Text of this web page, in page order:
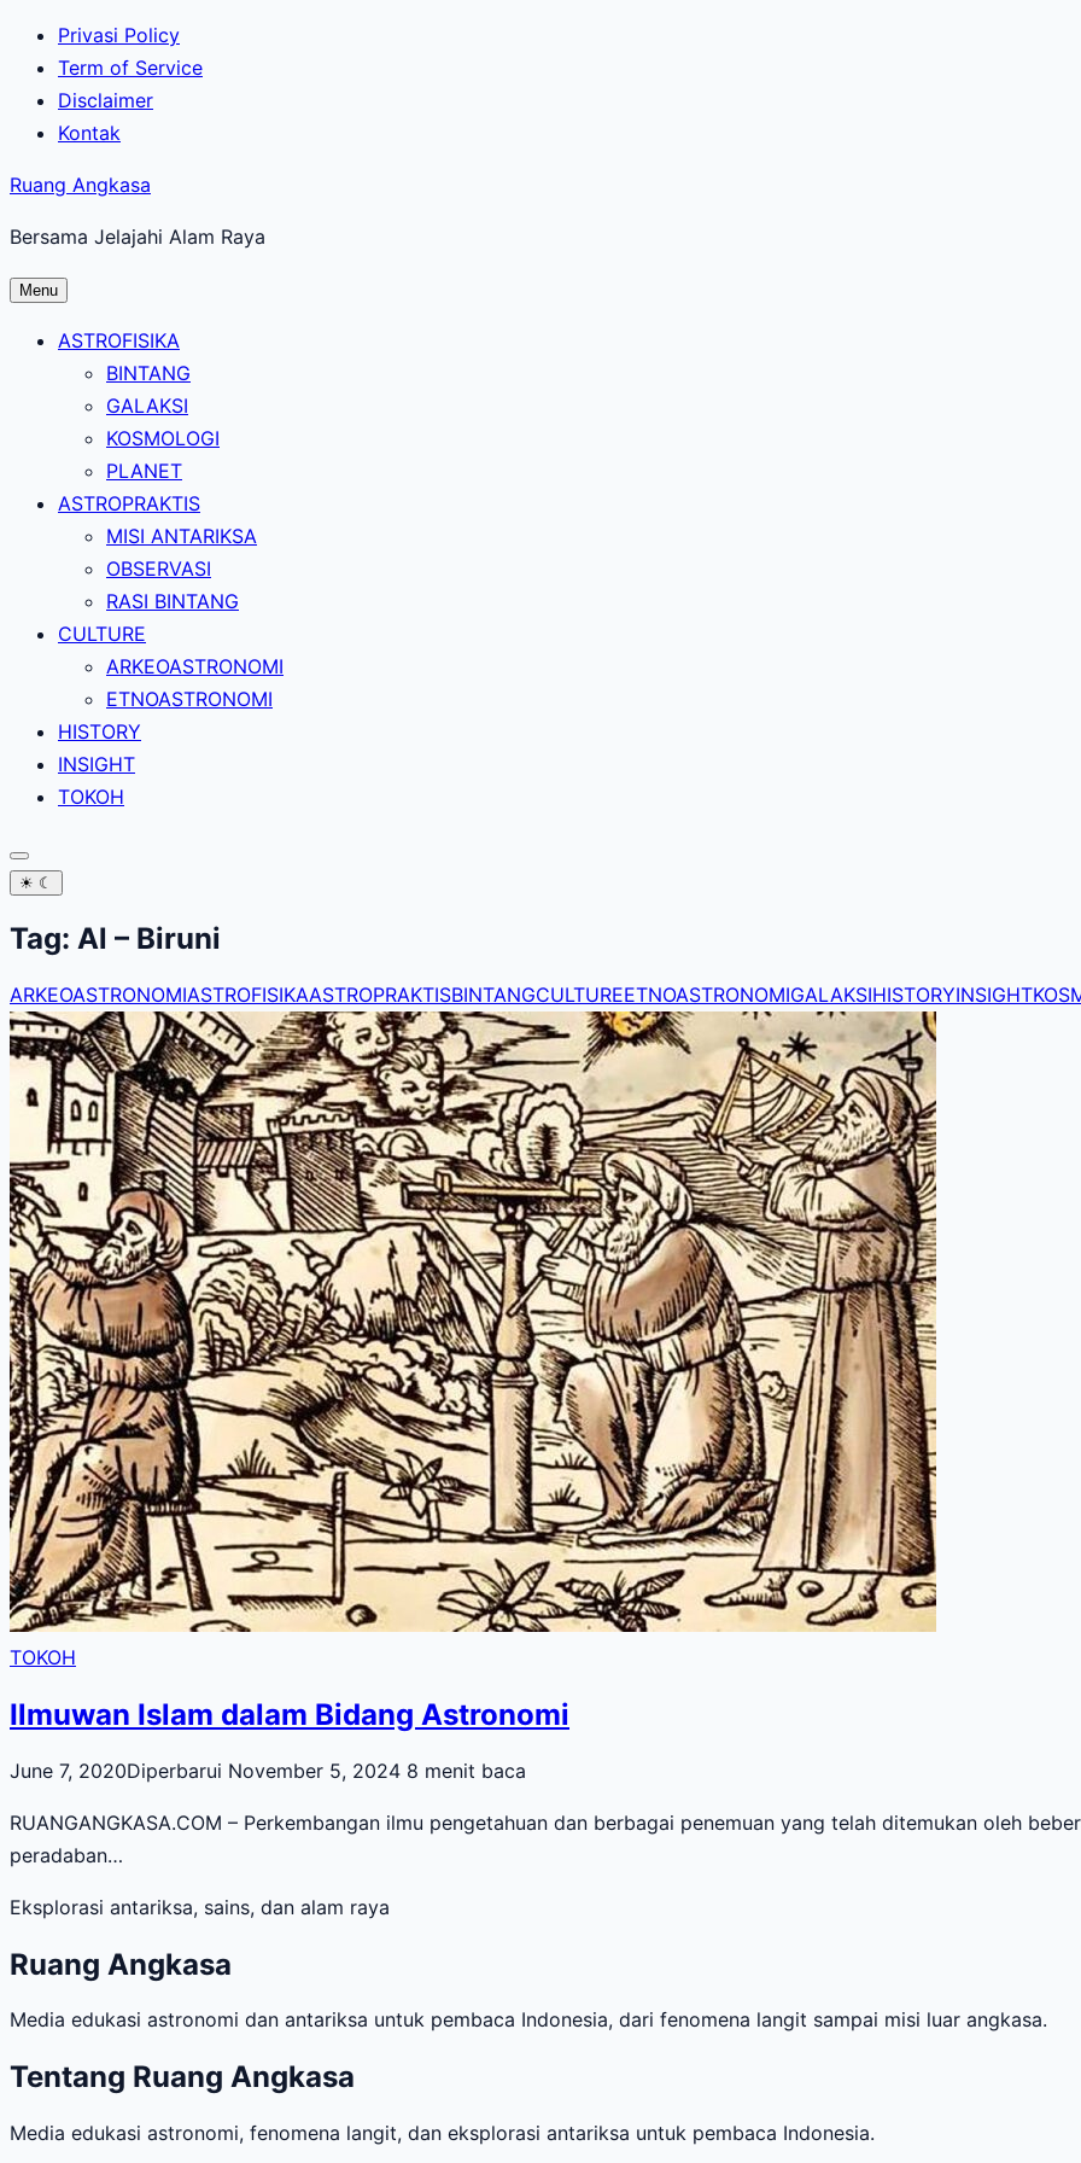
Lewati
konten
utama
Privasi Policy
Term of Service
Disclaimer
Kontak
Ruang Angkasa
Bersama Jelajahi Alam Raya
Menu
ASTROFISIKA
BINTANG
GALAKSI
KOSMOLOGI
PLANET
ASTROPRAKTIS
MISI ANTARIKSA
OBSERVASI
RASI BINTANG
CULTURE
ARKEOASTRONOMI
ETNOASTRONOMI
HISTORY
INSIGHT
TOKOH
☀ ☾
Tag: Al – Biruni
ARKEOASTRONOMIASTROFISIKAASTROPRAKTISBINTANGCULTUREETNOASTRONOMIGALAKSIHISTORYINSIGHT
TOKOH
Ilmuwan Islam dalam Bidang Astronomi
June 7, 2020Diperbarui November 5, 2024 8 menit baca
RUANGANGKASA.COM – Perkembangan ilmu pengetahuan dan berbagai penemuan yang telah ditemukan oleh
peradaban…
Eksplorasi antariksa, sains, dan alam raya
Ruang Angkasa
Media edukasi astronomi dan antariksa untuk pembaca Indonesia, dari fenomena langit sampai misi luar angkasa.
Tentang Ruang Angkasa
Media edukasi astronomi, fenomena langit, dan eksplorasi antariksa untuk pembaca Indonesia.